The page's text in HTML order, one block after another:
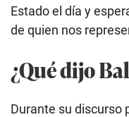
Estado el día y
de quien nos
¿Qué dijo
Durante su discurso